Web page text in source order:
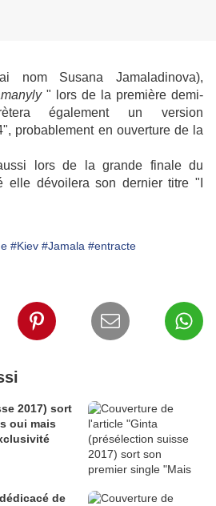
nom Susana Jamaladinova),
" lors de la première demi-
également un version
probablement en ouverture de la
lors de la grande finale du
elle dévoilera son dernier titre "I
#Kiev #Jamala #entracte
2017) sort
oui mais
de